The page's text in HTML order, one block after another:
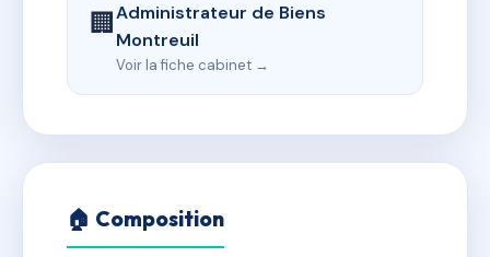
🏢Administrateur de Biens
Montreuil
Voir la fiche cabinet →
🏠 Composition